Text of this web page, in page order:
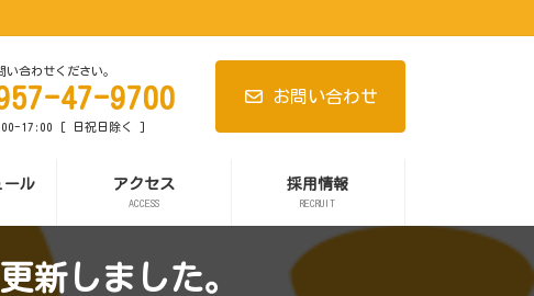
い合わせください。
47-9700
17:00 [ 日祝日除く ]
お問い合わせ
ール アクセス
ACCESS
採用情報
RECRUIT
新しました。